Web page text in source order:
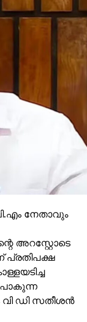
നേതാവും
അറസ്റ്റോടെ
പ്രതിപക്ഷ
ഡി സതീശന്‍